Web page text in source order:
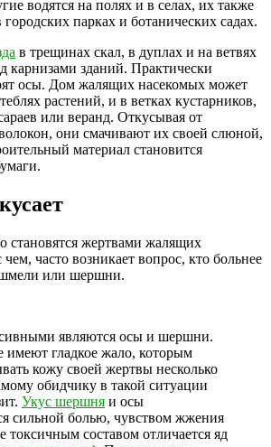
водятся на полях и в селах, их также
парках и ботанических садах.
в трещинах скал, в дуплах и на ветвях
карнизами зданий. Практически
осы. Дом жалящих насекомых может
растений, и в ветках кустарников,
или веранд. Откусывая от
они смачивают их своей слюной,
материал становится
становятся жертвами жалящих
часто возникает вопрос, кто больнее
или шершни.
являются осы и шершни.
имеют гладкое жало, которым
кожу своей жертвы несколько
обидчику в такой ситуации
Укус шершня и осы
сильной болью, чувством жжения
токсичным составом отличается яд